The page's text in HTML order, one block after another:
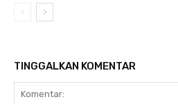
TINGGALKAN KOMENTAR